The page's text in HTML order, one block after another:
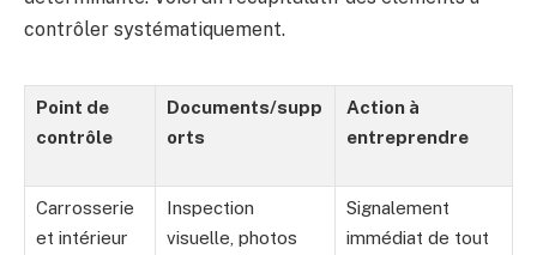
contrôler systématiquement.
Point de
contrôle
Documents/supp
orts
Action à
entreprendre
Carrosserie
et intérieur
Inspection
visuelle, photos
Signalement
immédiat de tout